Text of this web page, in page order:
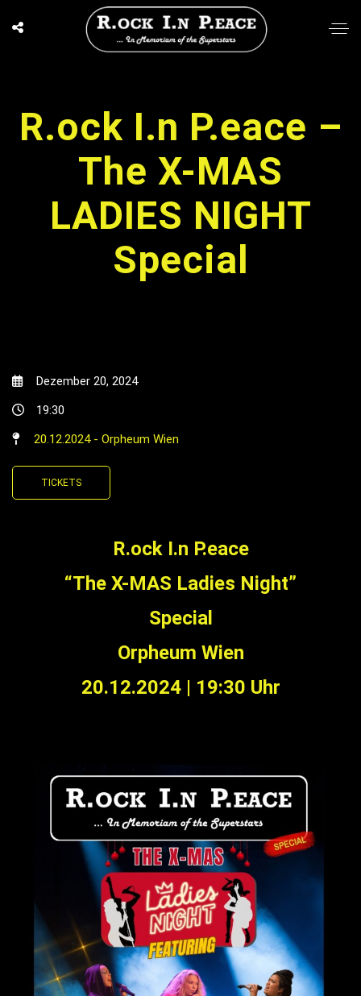
R.ock I.n P.eace –
The X-MAS
LADIES NIGHT
Special
Dezember 20, 2024
19:30
20.12.2024 - Orpheum Wien
TICKETS
R.ock I.n P.eace
“The X-MAS Ladies Night”
Special
Orpheum Wien
20.12.2024 | 19:30 Uhr